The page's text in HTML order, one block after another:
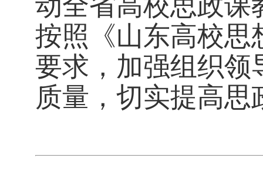
按照《山东高校思
要求，加强组织领
质量，切实提高